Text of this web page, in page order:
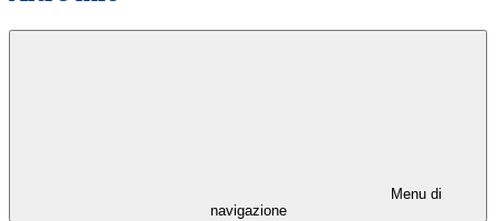
Menu di
navigazione